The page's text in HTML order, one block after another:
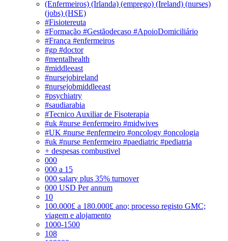
(Enfermeiros) (Irlanda) (emprego) (Ireland) (nurses)
(jobs) (HSE)
#Fisiotereuta
#Formação #Gestãodecaso #ApoioDomiciliário
#França #enfermeiros
#gp #doctor
#mentalhealth
#middleeast
#nursejobireland
#nursejobmiddleeast
#psychiatry
#saudiarabia
#Tecnico Auxiliar de Fisoterapia
#uk #nurse #enfermeiro #midwives
#UK #nurse #enfermeiro #oncology #oncologia
#uk #nurse #enfermeiro #paediatric #pediatria
+ despesas combustivel
000
000 a 15
000 salary plus 35% turnover
000 USD Per annum
10
100.000£ a 180.000£ ano; processo registo GMC;
viagem e alojamento
1000-1500
108